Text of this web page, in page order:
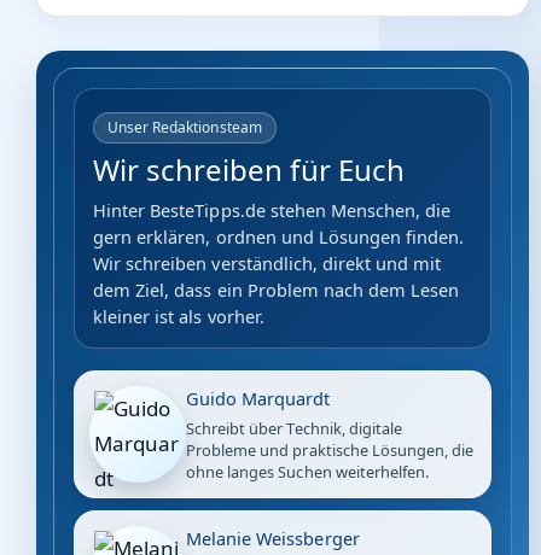
Unser Redaktionsteam
Wir schreiben für Euch
Hinter BesteTipps.de stehen Menschen, die
gern erklären, ordnen und Lösungen finden.
Wir schreiben verständlich, direkt und mit
dem Ziel, dass ein Problem nach dem Lesen
kleiner ist als vorher.
Guido Marquardt
Schreibt über Technik, digitale
Probleme und praktische Lösungen, die
ohne langes Suchen weiterhelfen.
Melanie Weissberger